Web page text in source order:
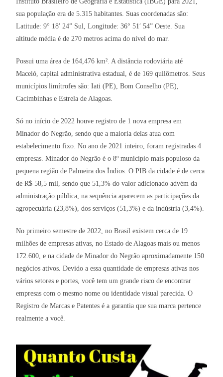
sua população era de 5.315 habitantes. Suas coordenadas são:
Latitude: 9° 18′ 24” Sul, Longitude: 36° 51′ 54” Oeste. Sua
altitude média é de 270 metros acima do nível do mar.
Possui uma área de 164,476 km². A distância rodoviária até
Maceió, capital administrativa estadual, é de 169 quilômetros. Seus
municípios limítrofes são: Iati (PE), Bom Conselho (PE),
Cacimbinhas e Estrela de Alagoas.
Só no início de 2022 houve registro de 1 nova empresa em
Minador do Negrão, sendo que a maioria delas atua com
estabelecimento fixo. No ano de 2021 inteiro, foram registradas 4
empresas. Minador do Negrão é o 8º município mais populoso da
pequena região de Palmeira dos Índios. O PIB da cidade é de cerca
de R$ 58,5 mil, sendo que 51,3% do valor adicionado advém da
administração pública, na sequência aparecem as participações da
agropecuária (23,8%), dos serviços (51,3%) e da indústria (3,4%).
No primeiro semestre de 2022, no Brasil existem cerca de 19
milhões de empresas ativas, no Estado de Alagoas mais ou menos
172.600, e na cidade de Minador do Negrão aproximadamente 150
negócios ativos. Devido a essa quantidade de empresas ativas nos
vários setores e portes, você tem um grande risco de encontrar
empresas com o mesmo nome ou identidade visual parecida. O
Registro de Marcas e Patentes é a garantia que sua marca pertence
realmente a você.